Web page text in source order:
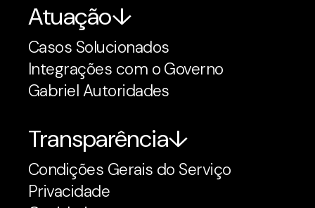
Atuação
Casos Solucionados
Integrações com o Governo
Gabriel Autoridades
Transparência
Condições Gerais do Serviço
Privacidade